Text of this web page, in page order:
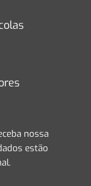
nossa
estão